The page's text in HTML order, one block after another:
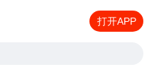
打开APP